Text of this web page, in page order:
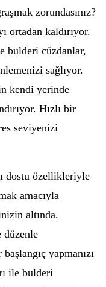
zorundasınız?
ortadan kaldırıyor.
bulderi cüzdanlar,
sağlıyor.
kendi yerinde
Hızlı bir
seviyenizi
dostu özellikleriyle
amacıyla
altında.
düzenle
yapmanızı
ile bulderi